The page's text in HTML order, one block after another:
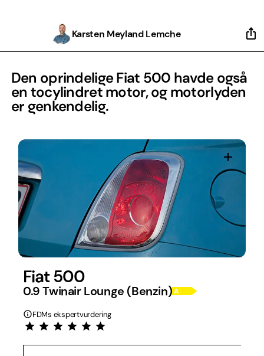
Karsten Meyland Lemche
Den oprindelige Fiat 500 havde også
en tocylindret motor, og motorlyden
er genkendelig.
Fiat 500
0.9 Twinair Lounge (Benzin)
FDMs ekspertvurdering